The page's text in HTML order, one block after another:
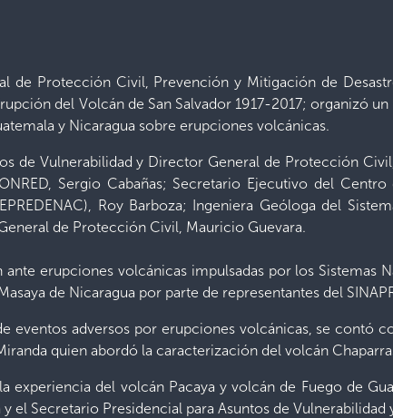
de Protección Civil, Prevención y Mitigación de
del Volcán de San Salvador 1917-2017; organizó
y Nicaragua sobre erupciones volcánicas.
de Vulnerabilidad y Director General de Protección
Sergio Cabañas; Secretario Ejecutivo del
Roy Barboza; Ingeniera Geóloga del
de Protección Civil, Mauricio Guevara.
erupciones volcánicas impulsadas por los Sistemas
de Nicaragua por parte de representantes del
eventos adversos por erupciones volcánicas, se contó
quien abordó la caracterización del volcán
del volcán Pacaya y volcán de Fuego de
el Secretario Presidencial para Asuntos de